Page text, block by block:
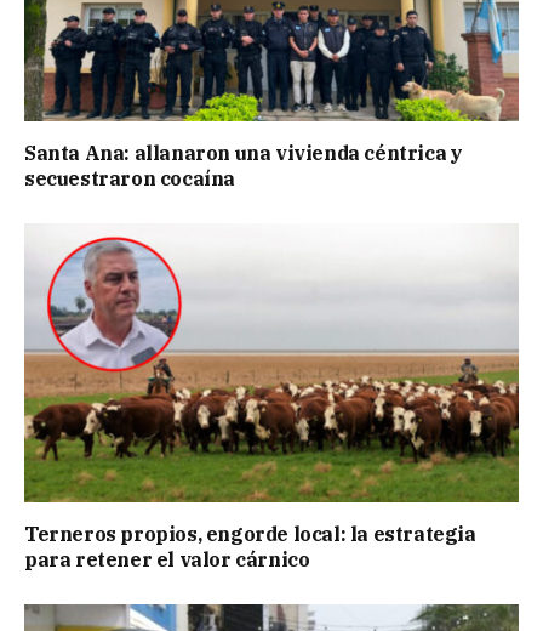
Santa Ana: allanaron una vivienda céntrica y
secuestraron cocaína
Terneros propios, engorde local: la estrategia
para retener el valor cárnico